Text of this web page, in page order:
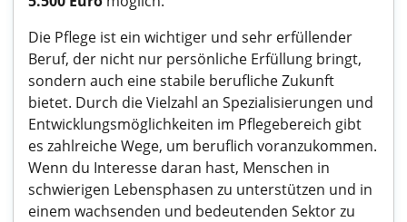
Die Pflege ist ein wichtiger und sehr erfüllender
Beruf, der nicht nur persönliche Erfüllung bringt,
sondern auch eine stabile berufliche Zukunft
bietet. Durch die Vielzahl an Spezialisierungen und
Entwicklungsmöglichkeiten im Pflegebereich gibt
es zahlreiche Wege, um beruflich voranzukommen.
Wenn du Interesse daran hast, Menschen in
schwierigen Lebensphasen zu unterstützen und in
einem wachsenden und bedeutenden Sektor zu